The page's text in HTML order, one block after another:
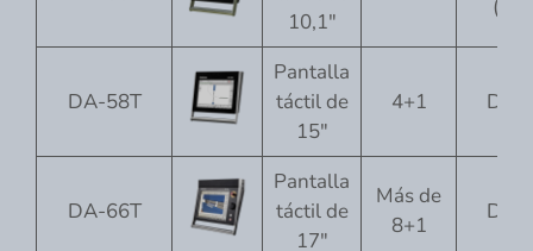
10,1"
DA-58T
Pantalla
táctil de
15"
4+1
DA-66T
Pantalla
táctil de
17"
Más de
8+1